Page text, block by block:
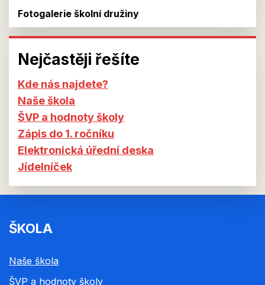
Fotogalerie školní družiny
Nejčastěji řešíte
Kde nás najdete?
Naše škola
ŠVP a hodnoty školy
Zápis do 1. ročníku
Elektronická úřední deska
Jídelníček
ŠKOLA
Naše škola
ŠVP a hodnoty školy